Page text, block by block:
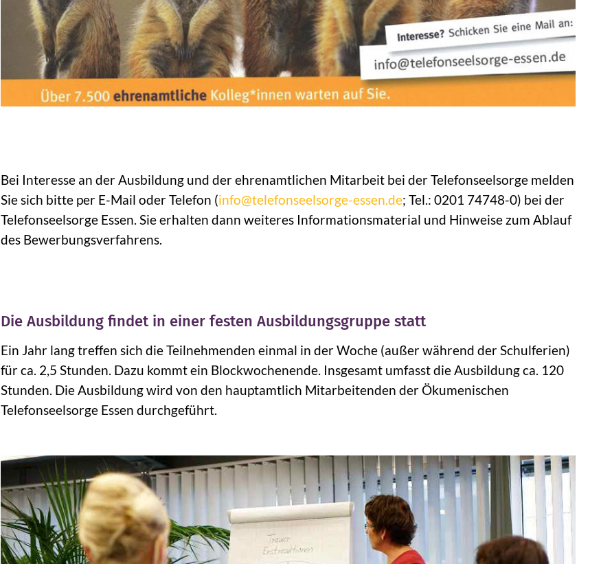
Bei Interesse an der Ausbildung und der ehrenamtlichen Mitarbeit bei der Telefonseelsorge melden
Sie sich bitte per E-Mail oder Telefon (info@telefonseelsorge-essen.de; Tel.: 0201 74748-0) bei der
Telefonseelsorge Essen. Sie erhalten dann weiteres Informationsmaterial und Hinweise zum Ablauf
des Bewerbungsverfahrens.
Die Ausbildung findet in einer festen Ausbildungsgruppe statt
Ein Jahr lang treffen sich die Teilnehmenden einmal in der Woche (außer während der Schulferien)
für ca. 2,5 Stunden. Dazu kommt ein Blockwochenende. Insgesamt umfasst die Ausbildung ca. 120
Stunden. Die Ausbildung wird von den hauptamtlich Mitarbeitenden der Ökumenischen
Telefonseelsorge Essen durchgeführt.